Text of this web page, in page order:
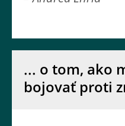
... o tom, ako
bojovať proti